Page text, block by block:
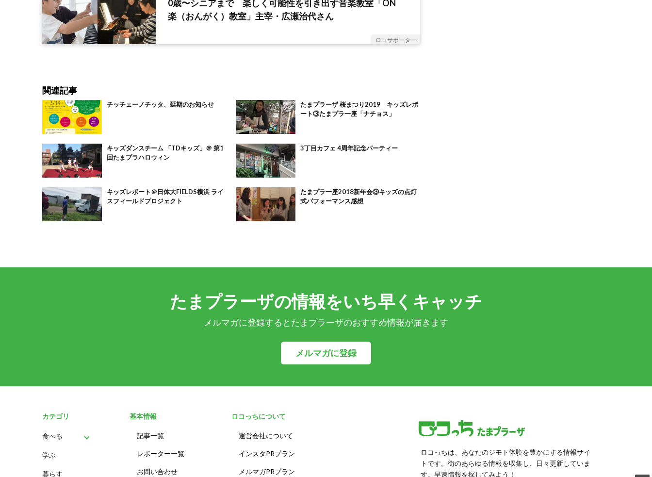
0歳〜シニアまで 楽しく可能性を引き出す音楽教室「ON
楽（おんがく）教室」主宰・広瀬治代さん
ロコサポーター
関連記事
チッチェーノチッタ、延期のお知らせ
たまプラーザ 桜まつり2019 キッズレポ
ート③たまプラ一座「ナチョス」
キッズダンスチーム 「TDキッズ」＠ 第1
回たまプラハロウィン
3丁目カフェ 4周年記念パーティー
キッズレポート＠日体大FIELDS横浜 ライ
スフィールドプロジェクト
たまプラ一座2018新年会③キッズの点灯
式パフォーマンス感想
たまプラーザの情報をいち早くキャッチ
メルマガに登録するとたまプラーザのおすすめ情報が届きます
メルマガに登録
カテゴリ
食べる
パン
学ぶ
暮らす
基本情報
記事一覧
レポーター一覧
お問い合わせ
ロコっちについて
運営会社について
インスタPRプラン
メルマガPRプラン
ロコっちは、あなたのジモト体験を豊かにする情報サイ
トです。街のあらゆる情報を収集し、日々更新していま
す。早速情報を探してみよう！